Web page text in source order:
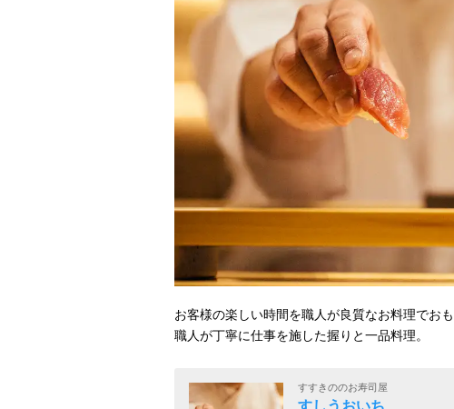
お客様の楽しい時間を職人が良質なお料理でお
職人が丁寧に仕事を施した握りと一品料理。
すすきののお寿司屋
すしうおいち